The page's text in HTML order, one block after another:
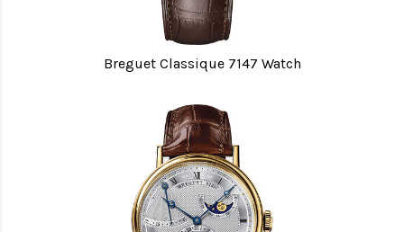
Breguet Classique 7147 Watch